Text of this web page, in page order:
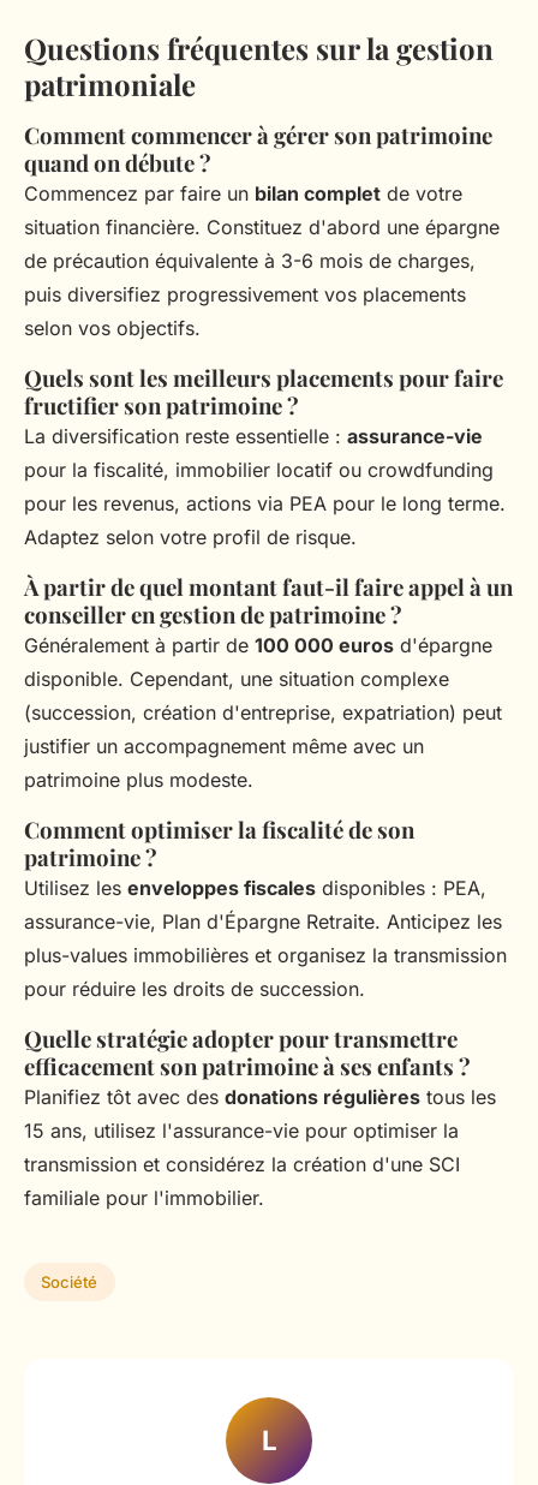
Questions fréquentes sur la gestion
patrimoniale
Comment commencer à gérer son patrimoine
quand on débute ?
Commencez par faire un bilan complet de votre
situation financière. Constituez d'abord une épargne
de précaution équivalente à 3-6 mois de charges,
puis diversifiez progressivement vos placements
selon vos objectifs.
Quels sont les meilleurs placements pour faire
fructifier son patrimoine ?
La diversification reste essentielle : assurance-vie
pour la fiscalité, immobilier locatif ou crowdfunding
pour les revenus, actions via PEA pour le long terme.
Adaptez selon votre profil de risque.
À partir de quel montant faut-il faire appel à un
conseiller en gestion de patrimoine ?
Généralement à partir de 100 000 euros d'épargne
disponible. Cependant, une situation complexe
(succession, création d'entreprise, expatriation) peut
justifier un accompagnement même avec un
patrimoine plus modeste.
Comment optimiser la fiscalité de son
patrimoine ?
Utilisez les enveloppes fiscales disponibles : PEA,
assurance-vie, Plan d'Épargne Retraite. Anticipez les
plus-values immobilières et organisez la transmission
pour réduire les droits de succession.
Quelle stratégie adopter pour transmettre
efficacement son patrimoine à ses enfants ?
Planifiez tôt avec des donations régulières tous les
15 ans, utilisez l'assurance-vie pour optimiser la
transmission et considérez la création d'une SCI
familiale pour l'immobilier.
Société
L